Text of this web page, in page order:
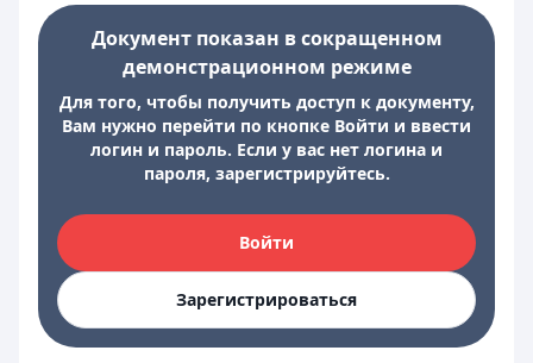
Документ показан в сокращенном
демонстрационном режиме
Для того, чтобы получить доступ к документу,
Вам нужно перейти по кнопке Войти и ввести
логин и пароль. Если у вас нет логина и
пароля, зарегистрируйтесь.
Войти
Зарегистрироваться